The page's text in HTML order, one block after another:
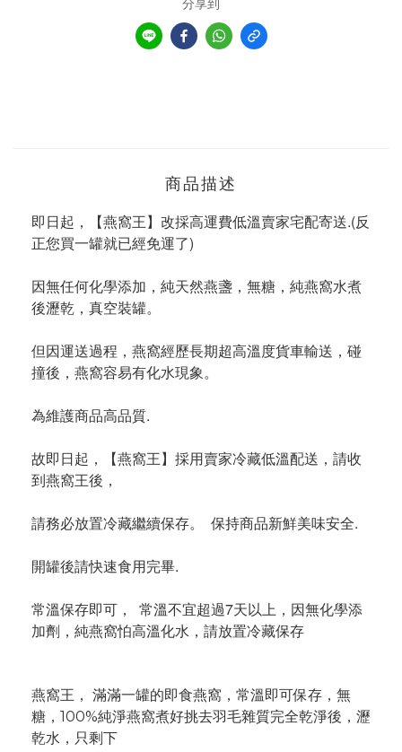
分享到
商品描述
即日起，【燕窩王】改採高運費低溫賣家宅配寄送.(反
正您買一罐就已經免運了)
因無任何化學添加，純天然燕盞，無糖，純燕窩水煮
後瀝乾，真空裝罐。
但因運送過程，燕窩經歷長期超高溫度貨車輸送，碰
撞後，燕窩容易有化水現象。
為維護商品高品質.
故即日起，【燕窩王】採用賣家冷藏低溫配送，請收
到燕窩王後，
請務必放置冷藏繼續保存。 保持商品新鮮美味安全.
開罐後請快速食用完畢.
常溫保存即可， 常溫不宜超過7天以上，因無化學添
加劑，純燕窩怕高溫化水，請放置冷藏保存
燕窩王， 滿滿一罐的即食燕窩，常溫即可保存，無
糖，100%純淨燕窩煮好挑去羽毛雜質完全乾淨後，瀝
乾水，只剩下